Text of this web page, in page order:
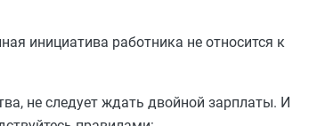
инициатива работника не относится к
не следует ждать двойной зарплаты. И